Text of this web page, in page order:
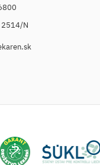
2514/N